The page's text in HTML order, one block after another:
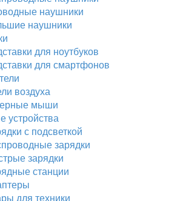
наушники
наушники
для ноутбуков
для смартфонов
воздуха
мыши
устройства
с подсветкой
зарядки
зарядки
станции
для техники